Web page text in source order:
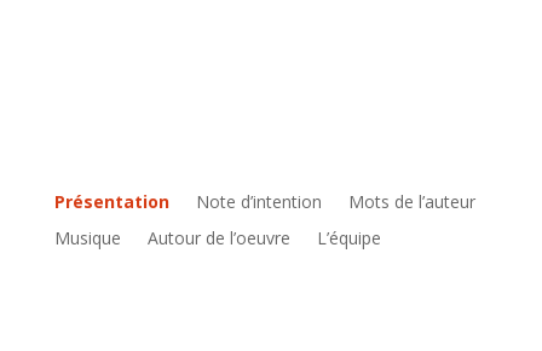
Présentation Note d’intention
Mots de l’auteur
Musique
Autour de l’oeuvre L’équipe